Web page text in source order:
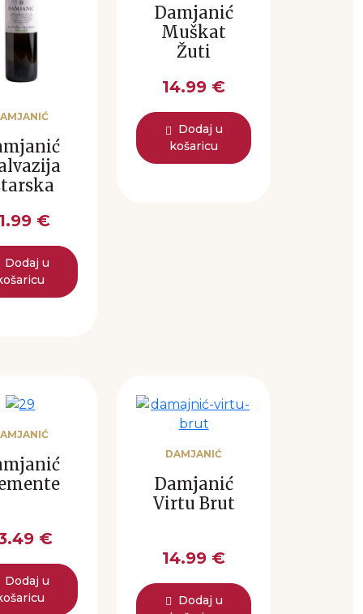
€
Dodaj u
Damjanić
Muškat
Žuti
14.99 €
Dodaj u
košaricu
€
Dodaj u
DAMJANIĆ
Damjanić
Virtu Brut
14.99 €
Dodaj u